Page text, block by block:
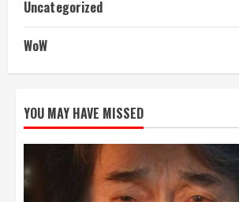
Uncategorized
WoW
YOU MAY HAVE MISSED